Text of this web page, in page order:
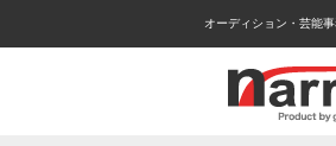
オーディション・芸能